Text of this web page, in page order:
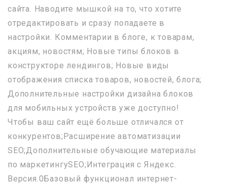
сайта. Наводите мышкой на то, что хотите
отредактировать и сразу попадаете в
настройки. Комментарии в блоге, к товарам,
акциям, новостям; Новые типы блоков в
конструкторе лендингов; Новые виды
отображения списка товаров, новостей, блога;
Дополнительные настройки дизайна блоков
для мобильных устройств уже доступно!
Чтобы ваш сайт ещё больше отличался от
конкурентов;Расширение автоматизации
SEO;Дополнительные обучающие материалы
по маркетингуSEO;Интеграция с Яндекс.
Версия.0Базовый функционал интернет-